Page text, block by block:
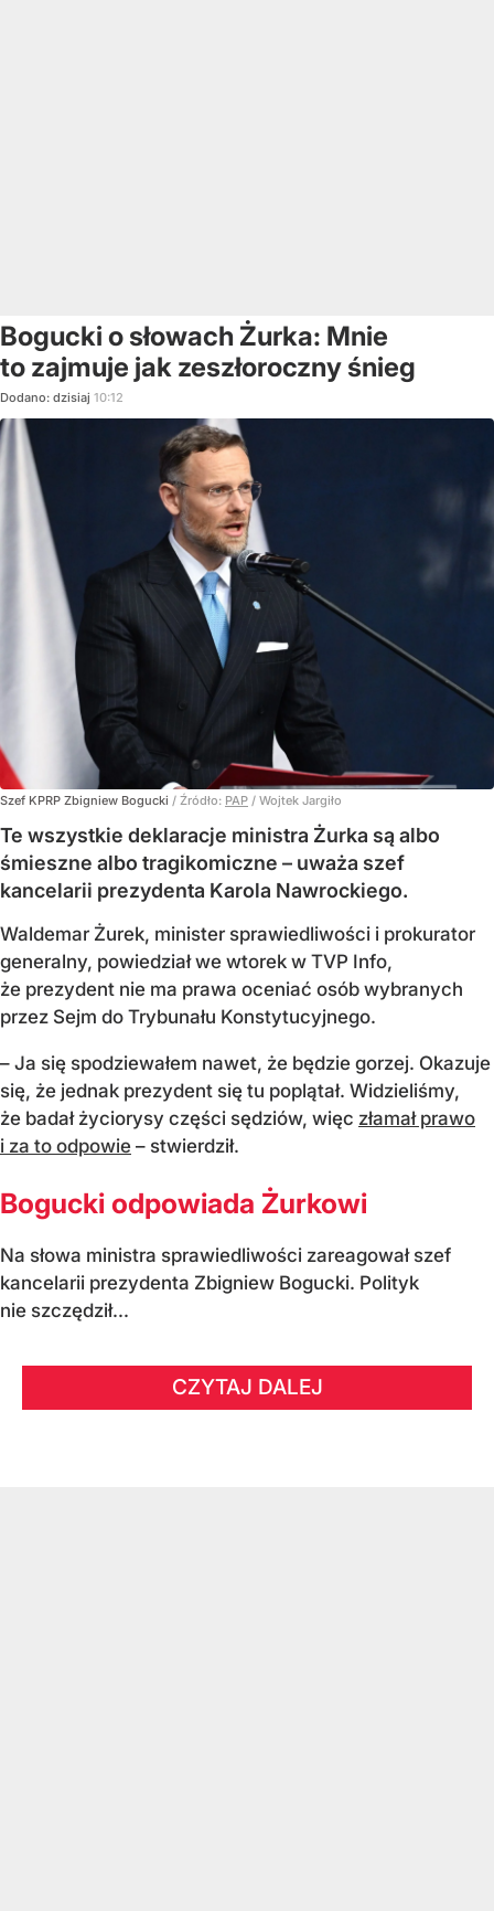
Bogucki o słowach Żurka: Mnie
to zajmuje jak zeszłoroczny śnieg
Dodano: dzisiaj 10:12
Szef KPRP Zbigniew Bogucki / Źródło: PAP / Wojtek Jargiło
Te wszystkie deklaracje ministra Żurka są albo
śmieszne albo tragikomiczne – uważa szef
kancelarii prezydenta Karola Nawrockiego.
Waldemar Żurek, minister sprawiedliwości i prokurator
generalny, powiedział we wtorek w TVP Info,
że prezydent nie ma prawa oceniać osób wybranych
przez Sejm do Trybunału Konstytucyjnego.
– Ja się spodziewałem nawet, że będzie gorzej. Okazuje
się, że jednak prezydent się tu poplątał. Widzieliśmy,
że badał życiorysy części sędziów, więc złamał prawo
i za to odpowie – stwierdził.
Bogucki odpowiada Żurkowi
Na słowa ministra sprawiedliwości zareagował szef
kancelarii prezydenta Zbigniew Bogucki. Polityk
nie szczędził...
CZYTAJ DALEJ